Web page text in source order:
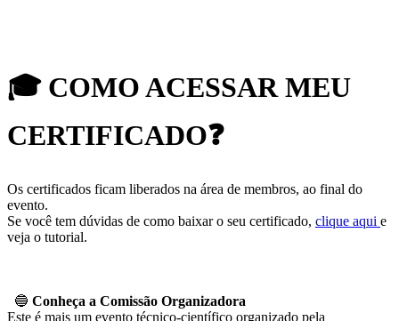
🎓 COMO ACESSAR MEU
CERTIFICADO❓
Os certificados ficam liberados na área de membros, ao final do
evento.
Se você tem dúvidas de como baixar o seu certificado, clique aqui e
veja o tutorial.
🔵 Conheça a Comissão Organizadora
Este é mais um evento técnico-científico organizado pela